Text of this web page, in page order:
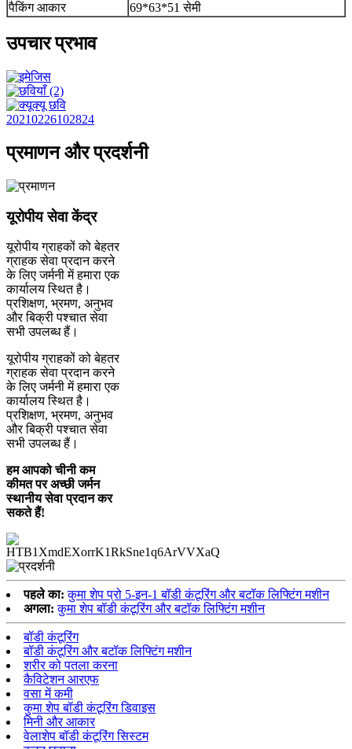
पैकिंग आकार
69*63*51 सेमी
उपचार प्रभाव
प्रमाणन और प्रदर्शनी
यूरोपीय सेवा केंद्र
यूरोपीय ग्राहकों को बेहतर
ग्राहक सेवा प्रदान करने
के लिए जर्मनी में हमारा एक
कार्यालय स्थित है।
प्रशिक्षण, भ्रमण, अनुभव
और बिक्री पश्चात सेवा
सभी उपलब्ध हैं।
यूरोपीय ग्राहकों को बेहतर
ग्राहक सेवा प्रदान करने
के लिए जर्मनी में हमारा एक
कार्यालय स्थित है।
प्रशिक्षण, भ्रमण, अनुभव
और बिक्री पश्चात सेवा
सभी उपलब्ध हैं।
हम आपको चीनी कम
कीमत पर अच्छी जर्मन
स्थानीय सेवा प्रदान कर
सकते हैं!
पहले का: कुमा शेप प्रो 5-इन-1 बॉडी कंटूरिंग और बटॉक लिफ्टिंग मशीन
अगला: कुमा शेप बॉडी कंटूरिंग और बटॉक लिफ्टिंग मशीन
बॉडी कंटूरिंग
बॉडी कंटूरिंग और बटॉक लिफ्टिंग मशीन
शरीर को पतला करना
कैविटेशन आरएफ
वसा में कमी
कुमा शेप बॉडी कंटूरिंग डिवाइस
मिनी और आकार
वेलाशेप बॉडी कंटूरिंग सिस्टम